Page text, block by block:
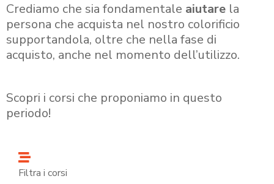
Crediamo che sia fondamentale aiutare la
persona che acquista nel nostro colorificio
supportandola, oltre che nella fase di
acquisto, anche nel momento dell’utilizzo.
Scopri i corsi che proponiamo in questo
periodo!
Filtra i corsi